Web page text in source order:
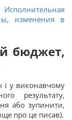
Исполнительная
изменения в
бюджет,
і у виконавчому
результату,
або зупинити,
про це писав).